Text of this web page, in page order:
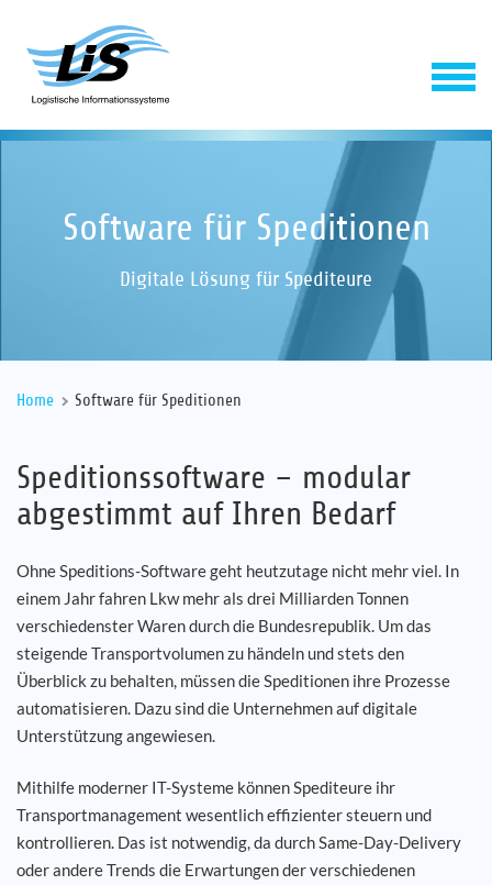
Software
Unternehmen
Referenzen
News
Kontakt
Software für Speditionen
Digitale Lösung für Spediteure
Home Software für Speditionen
Speditionssoftware – modular
abgestimmt auf Ihren Bedarf
Ohne Speditions-Software geht heutzutage nicht mehr viel. In
einem Jahr fahren Lkw mehr als drei Milliarden Tonnen
verschiedenster Waren durch die Bundesrepublik. Um das
steigende Transportvolumen zu händeln und stets den
Überblick zu behalten, müssen die Speditionen ihre Prozesse
automatisieren. Dazu sind die Unternehmen auf digitale
Unterstützung angewiesen.
Mithilfe moderner IT-Systeme können Spediteure ihr
Transportmanagement wesentlich effizienter steuern und
kontrollieren. Das ist notwendig, da durch Same-Day-Delivery
oder andere Trends die Erwartungen der verschiedenen